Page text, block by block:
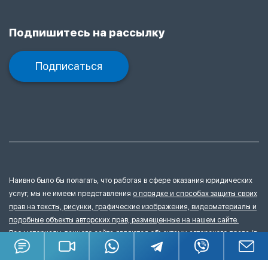
Подпишитесь на рассылку
Подписаться
Наивно было бы полагать, что работая в сфере оказания юридических
услуг, мы не имеем представления о порядке и способах защиты своих
прав на тексты, рисунки, графические изображения, видеоматериалы и
подобные объекты авторских прав, размещенные на нашем сайте.
Все материалы данного сайта являются объектами авторского права (в
том числе дизайн). Запрещается копирование, распространение (в том